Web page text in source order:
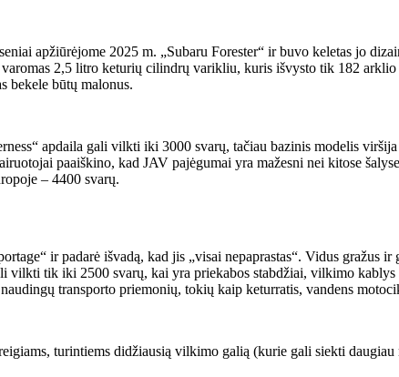
apžiūrėjome 2025 m. „Subaru Forester“ ir buvo keletas jo
2,5 litro keturių cilindrų varikliu, kuris išvysto tik 182
bekele būtų malonus.
apdaila gali vilkti iki 3000 svarų, tačiau bazinis modelis
paaiškino, kad JAV pajėgumai yra mažesni nei kitose
– 4400 svarų.
ir padarė išvadą, kad jis „visai nepaprastas“. Vidus
vilkti tik iki 2500 svarų, kai yra priekabos stabdžiai, vilkimo
transporto priemonių, tokių kaip keturratis, vandens
turintiems didžiausią vilkimo galią (kurie gali siekti